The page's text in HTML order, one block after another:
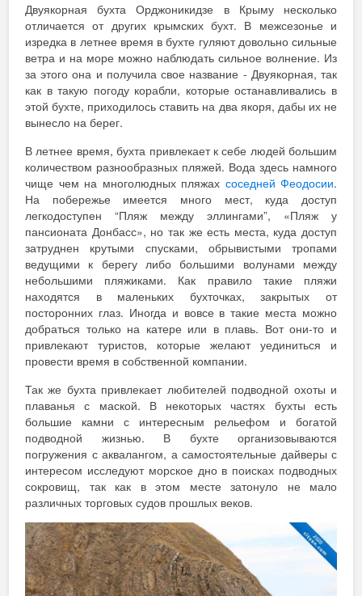
Двуякорная бухта Орджоникидзе в Крыму несколько
отличается от других крымских бухт. В межсезонье и
изредка в летнее время в бухте гуляют довольно сильные
ветра и на море можно наблюдать сильное волнение. Из
за этого она и получила свое название - Двуякорная, так
как в такую погоду корабли, которые останавливались в
этой бухте, приходилось ставить на два якоря, дабы их не
вынесло на берег.
В летнее время, бухта привлекает к себе людей большим
количеством разнообразных пляжей. Вода здесь намного
чище чем на многолюдных пляжах соседней Феодосии.
На побережье имеется много мест, куда доступ
легкодоступен “Пляж между эллингами”, «Пляж у
пансионата Донбасс», но так же есть места, куда доступ
затруднен крутыми спусками, обрывистыми тропами
ведущими к берегу либо большими волунами между
небольшими пляжиками. Как правило такие пляжи
находятся в маленьких бухточках, закрытых от
посторонних глаз. Иногда и вовсе в такие места можно
добраться только на катере или в плавь. Вот они-то и
привлекают туристов, которые желают уединиться и
провести время в собственной компании.
Так же бухта привлекает любителей подводной охоты и
плаванья с маской. В некоторых частях бухты есть
большие камни с интересным рельефом и богатой
подводной жизнью. В бухте организовываются
погружения с аквалангом, а самостоятельные дайверы с
интересом исследуют морское дно в поисках подводных
сокровищ, так как в этом месте затонуло не мало
различных торговых судов прошлых веков.